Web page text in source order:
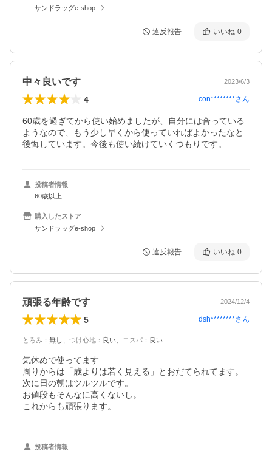
サンドラッグe-shop
違反報告 いいね 0
中々良いです 2023/6/3
4 con********さん
60歳を過ぎてから使い始めましたが、自分には合っている
ようなので、もう少し早くから使っていればよかったなと
後悔しています。今後も使い続けていくつもりです。
投稿者情報
60歳以上
購入したストア
サンドラッグe-shop
違反報告 いいね 0
頑張る年齢です 2024/12/4
5 dsh********さん
とろみ ： 無し つけ心地 ： 良い コスパ ： 良い
気休めで使ってます
周りからは「歳よりは若く見える」とおだてられてます。
次に日の朝はツルツルです。
お値段もそんなに高くないし。
これからも頑張ります。
投稿者情報